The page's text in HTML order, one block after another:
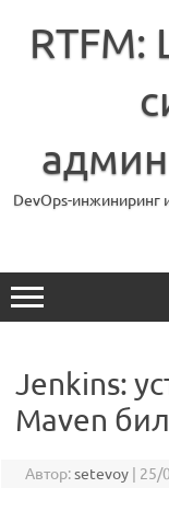
содержимому
RTFM:
DevOps-инжиниринг
Jenkins:
Maven
Автор:setevoy | 25/